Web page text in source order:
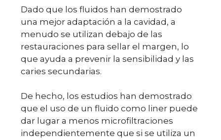
Dado que los fluidos han demostrado
una mejor adaptación a la cavidad, a
menudo se utilizan debajo de las
restauraciones para sellar el margen, lo
que ayuda a prevenir la sensibilidad y las
caries secundarias.
De hecho, los estudios han demostrado
que el uso de un fluido como liner puede
dar lugar a menos microfiltraciones
independientemente que si se utiliza un